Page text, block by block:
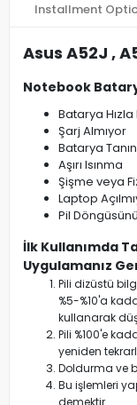
Installment
Asus A52J ,
Notebook
Batarya Hızla
Şarj Almıyor
Batarya
Aşırı Isınma
Şişme veya
Laptop
Pil
İlk Kullanımda
Uygulamanız
Pili dizüstü
%5-%10'a
kullanarak
Pili %100'e
yeniden
Doldurma ve
Bu işlemleri
demektir.